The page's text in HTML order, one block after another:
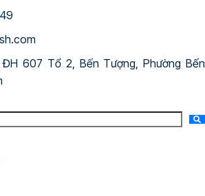
ĐH 607 Tổ 2, Bến Tượng, Phường Bến